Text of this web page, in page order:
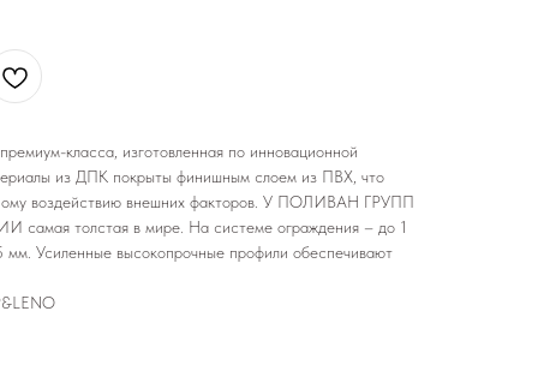
класса, изготовленная по инновационной
из ДПК покрыты финишным слоем из ПВХ, что
воздействию внешних факторов. У ПОЛИВАН ГРУПП
самая толстая в мире. На системе ограждения – до 1
Усиленные высокопрочные профили обеспечивают